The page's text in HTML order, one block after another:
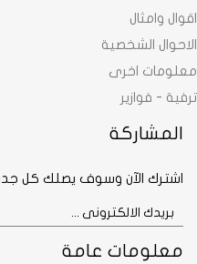
معلومات عامة
اقوال وامثال
الاحوال الشخصية
معلومات اخرى
ترفية - فوازير
المشاركة
اشترك الآن وسوف يصلك كل